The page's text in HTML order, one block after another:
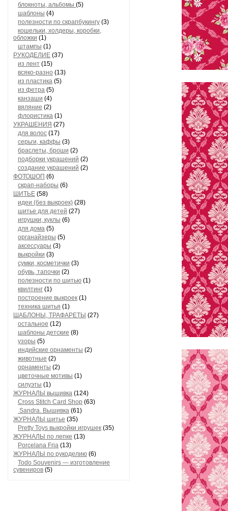
блокноты, альбомы (5)
шаблоны (4)
полезности по скрапбукингу (3)
кошельки, холдеры, коробки,
обложки (1)
штампы (1)
РУКОДЕЛИЕ (37)
из лент (15)
всяко-разно (13)
из пластика (5)
из фетра (5)
канзаши (4)
вяляние (2)
флористика (1)
УКРАШЕНИЯ (27)
для волос (17)
серьги, каффы (3)
браслеты, броши (2)
подборки украшений (2)
создание украшений (2)
ФОТОШОП (6)
скрап-наборы (6)
ШИТЬЕ (58)
идеи (без выкроек) (28)
шитье для детей (27)
игрушки, куклы (6)
для дома (5)
органайзеры (5)
аксессуары (3)
выкройки (3)
сумки, косметички (3)
обувь, тапочки (2)
полезности по шитью (1)
квилтинг (1)
построение выкроек (1)
техника шитья (1)
ШАБЛОНЫ, ТРАФАРЕТЫ (27)
остальное (12)
шаблоны детские (8)
узоры (5)
индийские орнаменты (2)
животные (2)
орнаменты (2)
цветочные мотивы (1)
силуэты (1)
ЖУРНАЛЫ вышивка (124)
Cross Stitch Card Shop (63)
Sandra. Вышивка (61)
ЖУРНАЛЫ шитье (35)
Pretty Toys выкройки игрушек (35)
ЖУРНАЛЫ по лепке (13)
Porcelana Fria (13)
ЖУРНАЛЫ по рукоделию (6)
Todo Souvenirs — изготовление
сувениров (5)